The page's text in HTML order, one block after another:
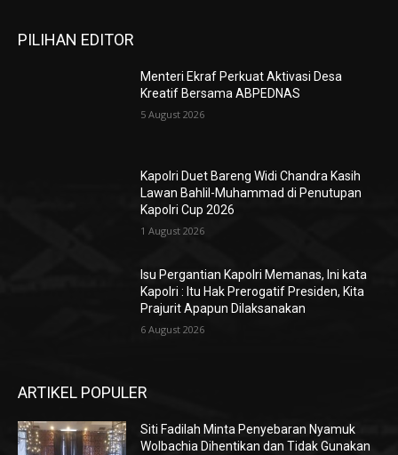
PILIHAN EDITOR
Menteri Ekraf Perkuat Aktivasi Desa
Kreatif Bersama ABPEDNAS
5 August 2026
Kapolri Duet Bareng Widi Chandra Kasih
Lawan Bahlil-Muhammad di Penutupan
Kapolri Cup 2026
1 August 2026
Isu Pergantian Kapolri Memanas, Ini kata
Kapolri : Itu Hak Prerogatif Presiden, Kita
Prajurit Apapun Dilaksanakan
6 August 2026
ARTIKEL POPULER
Siti Fadilah Minta Penyebaran Nyamuk
Wolbachia Dihentikan dan Tidak Gunakan